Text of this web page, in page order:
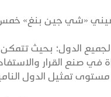
«شي جين بنغ» خمس
لجميع الدول؛ بحيث
صنع القرار
تمثيل الدول